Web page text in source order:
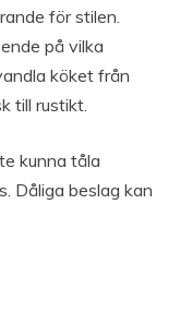
för stilen.
på vilka
köket från
till rustikt.
kunna tåla
Dåliga beslag kan